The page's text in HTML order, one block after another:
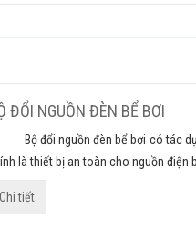
ĐỔI NGUỒN ĐÈN BỂ BƠI
đổi nguồn đèn bể bơi có tác
là thiết bị an toàn cho nguồn điện
Chi tiết